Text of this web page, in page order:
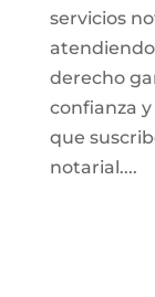
servicios
derecho
confianza
que
notarial....